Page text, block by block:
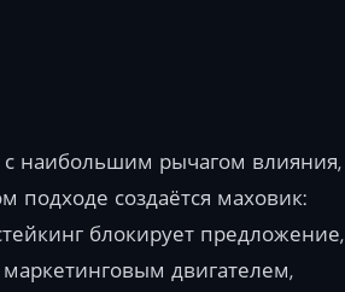
наибольшим рычагом влияния,
подходе создаётся маховик:
блокирует предложение,
двигателем,